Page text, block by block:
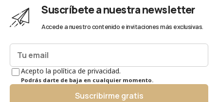
Suscríbete a nuestra newsletter
Accede a nuestro contenido e invitaciones más exclusivas.
Acepto la política de privacidad.
Podrás darte de baja en cualquier momento.
Suscribirme gratis